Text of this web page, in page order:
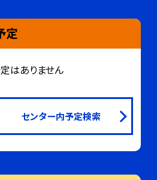
定
はありません
センター内予定検索